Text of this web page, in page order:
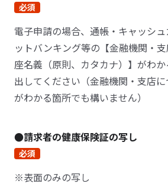
必須
電子申請の場合、通帳・キャッシ
ットバンキング等の【金融機関・
座名義（原則、カタカナ）】がわ
出してください（金融機関・支店
がわかる箇所でも構いません）
●請求者の健康保険証の写し
必須
※表面のみの写し